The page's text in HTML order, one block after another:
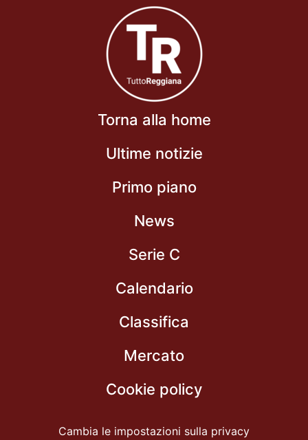
Torna alla home
Ultime notizie
Primo piano
News
Serie C
Calendario
Classifica
Mercato
Cookie policy
Cambia le impostazioni sulla privacy